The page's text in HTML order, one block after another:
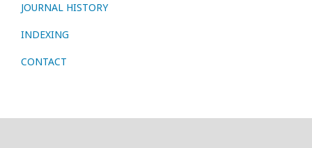
JOURNAL HISTORY
INDEXING
CONTACT